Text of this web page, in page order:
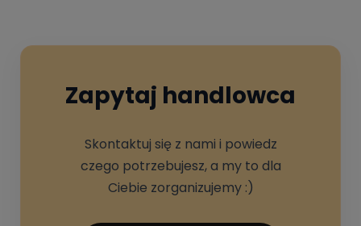
Zapytaj handlowca
Skontaktuj się z nami i powiedz
czego potrzebujesz, a my to dla
Ciebie zorganizujemy :)